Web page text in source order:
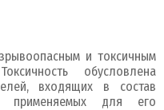
и токсичным
обусловлена
входящих в состав
применяемых для его